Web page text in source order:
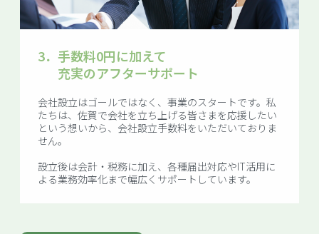
3． 手数料0円に加えて
充実のアフターサポート
会社設立はゴールではなく、事業のスタートです。私
たちは、佐賀で会社を立ち上げる皆さまを応援したい
という想いから、会社設立手数料をいただいておりま
せん。
設立後は会計・税務に加え、各種届出対応やIT活用に
よる業務効率化まで幅広くサポートしています。